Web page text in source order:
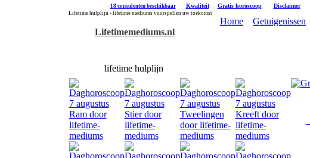
18 consulenten beschikbaar| Kwaliteit| Gratis horoscoop| Disclaimer
Lifetime hulplijn - lifetime mediums voorspellen uw toekomst
Lifetimemediums.nl
Home Getuigenissen
lifetime hulplijn